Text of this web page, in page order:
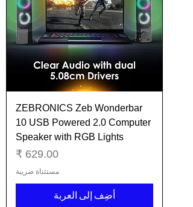
ZEBRONICS Zeb Wonderbar
10 USB Powered 2.0 Computer
Speaker with RGB Lights
السعر
مستثناة ضريبة
أضِف إلى العربة